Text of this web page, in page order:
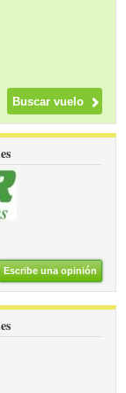
Escribe una opinión